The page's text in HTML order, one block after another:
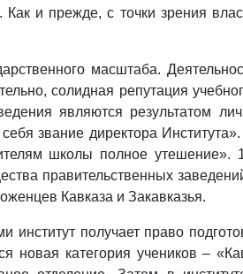
и прежде, с точки зрения
масштаба.
солидная репутация
являются результатом
звание директора
школы полное утешение».
правительственных
Кавказа и Закавказья.
институт получает право
новая категория учеников –